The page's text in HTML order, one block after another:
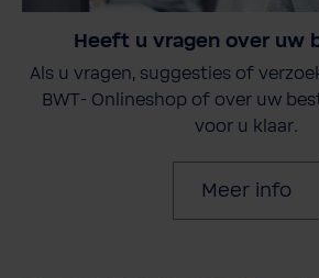
Heeft u vragen over uw
Als u vragen, suggesties of
BWT- Onlineshop of over uw
voor u klaar.
Meer info